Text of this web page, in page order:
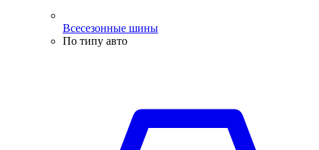
Всесезонные шины
По типу авто